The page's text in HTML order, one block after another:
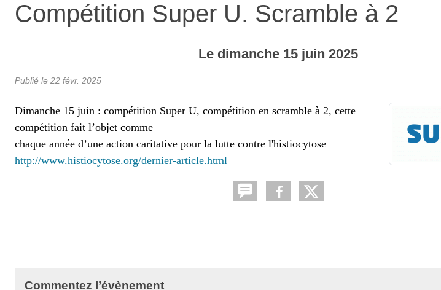
Compétition Super U. Scramble à 2
Le dimanche 15 juin 2025
Publié le 22 févr. 2025
Dimanche 15 juin : compétition Super U, compétition en scramble à 2, cette
compétition fait l’objet comme
chaque année d’une action caritative pour la lutte contre l'histiocytose
http://www.histiocytose.org/dernier-article.html
Commentez l’évènement